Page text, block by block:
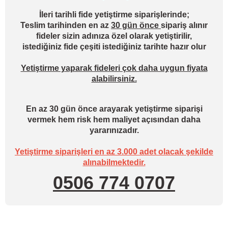
İleri tarihli fide yetiştirme siparişlerinde;
Teslim tarihinden en az 30 gün önce sipariş alınır
fideler sizin adınıza özel olarak yetiştirilir,
istediğiniz fide çeşiti istediğiniz tarihte hazır olur
Yetiştirme yaparak fideleri çok daha uygun fiyata
alabilirsiniz.
En az 30 gün önce arayarak yetiştirme siparişi
vermek hem risk hem maliyet açısından daha
yararınızadır.
Yetiştirme siparişleri en az 3.000 adet olacak şekilde
alınabilmektedir.
0506 774 0707